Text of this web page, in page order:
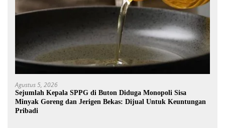
Agustus 5, 2026
Sejumlah Kepala SPPG di Buton Diduga Monopoli Sisa
Minyak Goreng dan Jerigen Bekas: Dijual Untuk Keuntungan
Pribadi